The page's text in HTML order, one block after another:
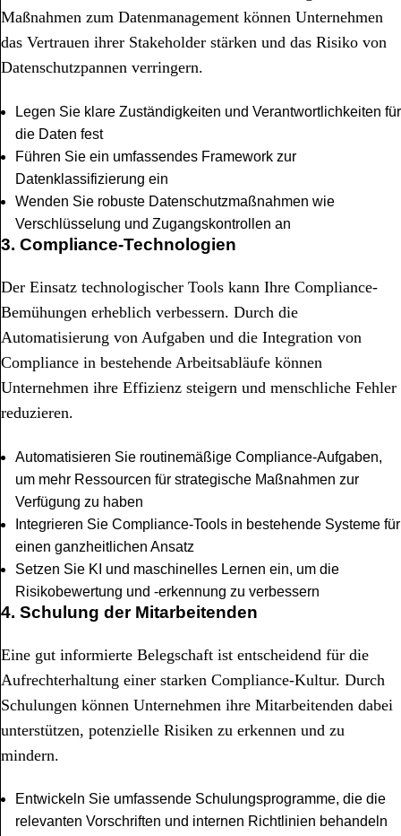
Maßnahmen zum Datenmanagement können Unternehmen
das Vertrauen ihrer Stakeholder stärken und das Risiko von
Datenschutzpannen verringern.
Legen Sie klare Zuständigkeiten und Verantwortlichkeiten für
die Daten fest
Führen Sie ein umfassendes Framework zur
Datenklassifizierung ein
Wenden Sie robuste Datenschutzmaßnahmen wie
Verschlüsselung und Zugangskontrollen an
3. Compliance-Technologien
Der Einsatz technologischer Tools kann Ihre Compliance-
Bemühungen erheblich verbessern. Durch die
Automatisierung von Aufgaben und die Integration von
Compliance in bestehende Arbeitsabläufe können
Unternehmen ihre Effizienz steigern und menschliche Fehler
reduzieren.
Automatisieren Sie routinemäßige Compliance-Aufgaben,
um mehr Ressourcen für strategische Maßnahmen zur
Verfügung zu haben
Integrieren Sie Compliance-Tools in bestehende Systeme für
einen ganzheitlichen Ansatz
Setzen Sie KI und maschinelles Lernen ein, um die
Risikobewertung und -erkennung zu verbessern
4. Schulung der Mitarbeitenden
Eine gut informierte Belegschaft ist entscheidend für die
Aufrechterhaltung einer starken Compliance-Kultur. Durch
Schulungen können Unternehmen ihre Mitarbeitenden dabei
unterstützen, potenzielle Risiken zu erkennen und zu
mindern.
Entwickeln Sie umfassende Schulungsprogramme, die die
relevanten Vorschriften und internen Richtlinien behandeln